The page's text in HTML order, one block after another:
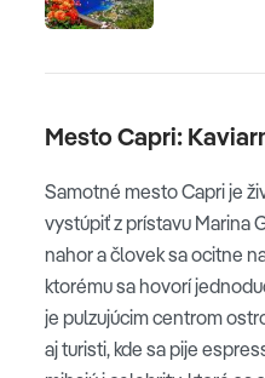
Mesto Capri:
Samotné mesto Capri je
vystúpiť z prístavu Marina
nahor a človek sa ocitne
ktorému sa hovorí
je pulzujúcim centrom
aj turisti, kde sa pije